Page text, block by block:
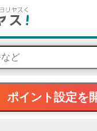
ポイント設定を